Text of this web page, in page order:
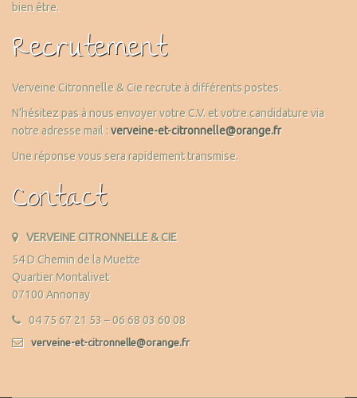
bien être.
Recrutement
Verveine Citronnelle & Cie recrute à différents postes.
N’hésitez pas à nous envoyer votre C.V. et votre candidature via
notre adresse mail :verveine-et-citronnelle@orange.fr
Une réponse vous sera rapidement transmise.
Contact
VERVEINE CITRONNELLE & CIE
54 D Chemin de la Muette
Quartier Montalivet
07100 Annonay
04 75 67 21 53 – 06 68 03 60 08
verveine-et-citronnelle@orange.fr